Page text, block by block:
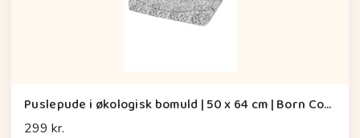
Puslepude i økologisk bomuld | 50 x 64 cm | Born Copenhagen, Grey Leaf
299 kr.